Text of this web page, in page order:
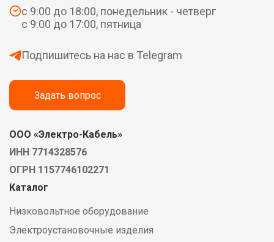
с 9:00 до 18:00, понедельник - четверг
с 9:00 до 17:00, пятница
Подпишитесь на нас в Telegram
Задать вопрос
ООО «Электро-Кабель»
ИНН 7714328576
ОГРН 1157746102271
Каталог
Низковольтное оборудование
Электроустановочные изделия